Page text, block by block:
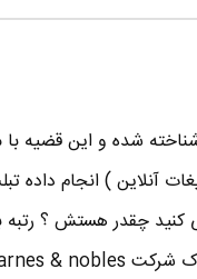
شده و این قضیه
کنید چقدر هستش ؟